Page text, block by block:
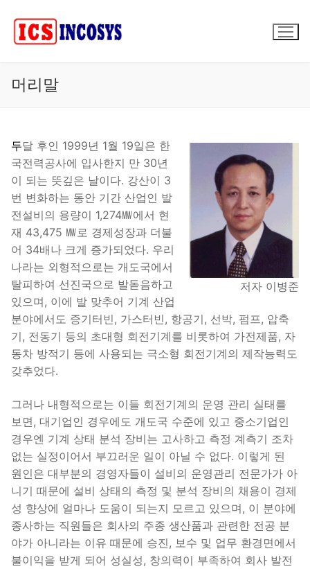
머리말
저자 이병준
두달 후인 1999년 1월 19일은 한
국전력공사에 입사한지 만 30년
이 되는 뜻깊은 날이다. 강산이 3
번 변화하는 동안 기간 산업인 발
전설비의 용량이 1,274㎿에서 현
재 43,475 ㎿로 경제성장과 더불
어 34배나 크게 증가되었다. 우리
나라는 외형적으로는 개도국에서
탈피하여 선진국으로 발돋음하고
있으며, 이에 발 맞추어 기계 산업
분야에서도 증기터빈, 가스터빈, 항공기, 선박, 펌프, 압축
기, 전동기 등의 초대형 회전기계를 비롯하여 가전제품, 자
동차 방적기 등에 사용되는 극소형 회전기계의 제작능력도
갖추었다.
그러나 내형적으로는 이들 회전기계의 운영 관리 실태를
보면, 대기업인 경우에도 개도국 수준에 있고 중소기업인
경우엔 기계 상태 분석 장비는 고사하고 측정 계측기 조차
없는 실정이어서 부끄러운 일이 아닐 수 없다. 이렇게 된
원인은 대부분의 경영자들이 설비의 운영관리 전문가가 아
니기 때문에 설비 상태의 측정 및 분석 장비의 채용이 경제
성 향상에 얼마나 도움이 되는지 모르고 있으며, 이 분야에
종사하는 직원들은 회사의 주종 생산품과 관련한 전공 분
야가 아니라는 이유 때문에 승진, 보수 및 업무 환경면에서
불이익을 받게 되어 성실성, 창의력이 부족하여 회사 발전